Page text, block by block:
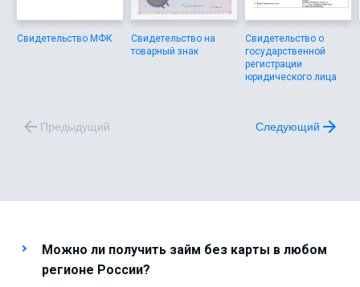
Свидетельство МФК
Свидетельство на
товарный знак
Свидетельство о
государственной
регистрации
юридического лица
Предыдущий Следующий
Можно ли получить займ без карты в любом
регионе России?